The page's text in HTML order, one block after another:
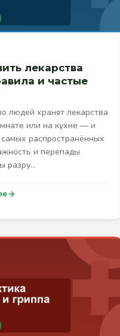
лекарства
и частые
людей хранят лекарства
или на кухне — и
распространённых
и перепады
разру…